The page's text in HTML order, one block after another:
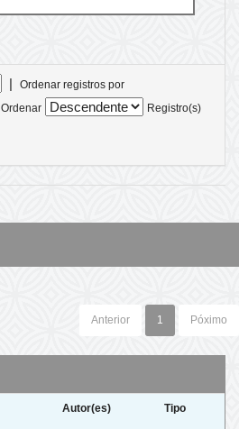
|
Ordenar registros por
Ordenar
Registro(s)
Anterior 1 Póximo
Autor(es) Tipo